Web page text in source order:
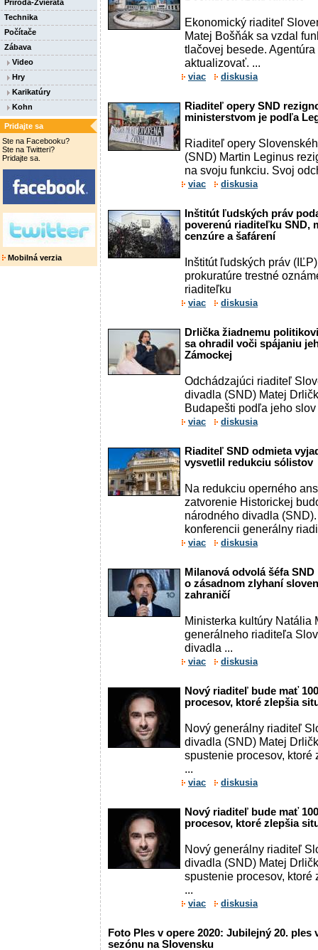
Príroda-Zvieratá
Technika
Počítače
Zábava
Video
Hry
Karikatúry
Kohn
Pridajte sa
Ste na Facebooku?
Ste na Twitteri?
Pridajte sa.
Mobilná verzia
Ekonomický riaditeľ
Matej Bošňák sa vzdal
tlačovej besede.
aktualizovať. ...
viac diskusia
Riaditeľ opery SND
ministerstvom je podľa
Riaditeľ opery
(SND) Martin Leginus
na svoju funkciu. Svoj
viac diskusia
Inštitút ľudských práv
poverenú riaditeľku SND,
cenzúre a šafárení
Inštitút ľudských práv
prokuratúre trestné
riaditeľku
viac diskusia
Drlička žiadnemu
sa ohradil voči spájaniu
Zámockej
Odchádzajúci riaditeľ
divadla (SND) Matej
Budapešti podľa jeho
viac diskusia
Riaditeľ SND odmieta
vysvetlil redukciu sólistov
Na redukciu operného
zatvorenie Historickej
národného divadla
konferencii generálny
viac diskusia
Milanová odvolá šéfa
o zásadnom zlyhaní
zahraničí
Ministerka kultúry Natália
generálneho riaditeľa
divadla ...
viac diskusia
Nový riaditeľ bude mať
procesov, ktoré zlepšia
Nový generálny riaditeľ
divadla (SND) Matej
spustenie procesov,
...
viac diskusia
Nový riaditeľ bude mať
procesov, ktoré zlepšia
Nový generálny riaditeľ
divadla (SND) Matej
spustenie procesov,
...
viac diskusia
Foto Ples v opere 2020: Jubilejný 20.
sezónu na Slovensku